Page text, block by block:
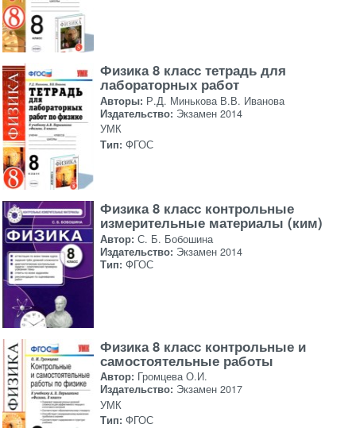
Физика 8 класс тетрадь для
лабораторных работ
Авторы: Р.Д. Минькова В.В. Иванова
Издательство: Экзамен 2014
УМК
Тип: ФГОС
Физика 8 класс контрольные
измерительные материалы (ким)
Автор: С. Б. Бобошина
Издательство: Экзамен 2014
Тип: ФГОС
Физика 8 класс контрольные и
самостоятельные работы
Автор: Громцева О.И.
Издательство: Экзамен 2017
УМК
Тип: ФГОС